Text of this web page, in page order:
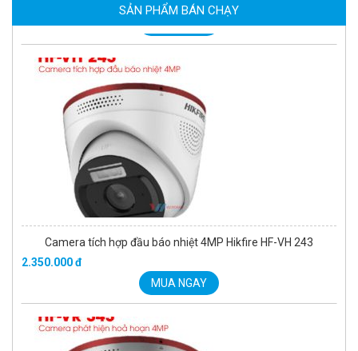
SẢN PHẨM BÁN CHẠY
MUA NGAY
Camera tích hợp đầu báo nhiệt 4MP Hikfire HF-VH 243
2.350.000 đ
MUA NGAY